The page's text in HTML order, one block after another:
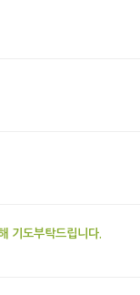
기도부탁드립니다.